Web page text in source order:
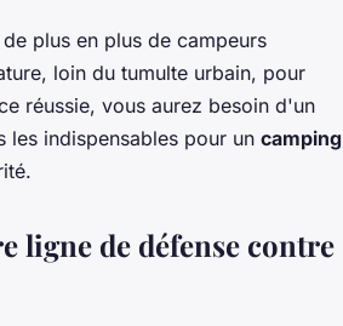
plus en plus de campeurs
loin du tumulte urbain, pour
réussie, vous aurez besoin d'un
indispensables pour un camping
ligne de défense contre